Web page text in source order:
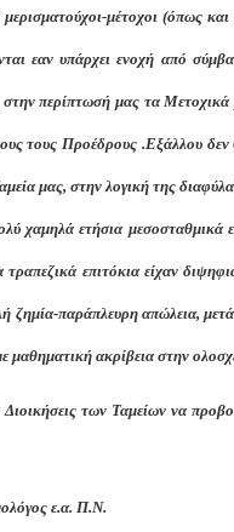
μερισματούχοι-μέτοχοι (όπως
εαν υπάρχει ενοχή από
στην περίπτωσή μας τα
τους Προέδρους .Εξάλλου δεν
μας, στην λογική της
χαμηλά ετήσια μεσοσταθμικά
επιτόκια είχαν
ζημία-παράπλευρη απώλεια,
ακρίβεια στην
Διοικήσεις των Ταμείων να
ε.α. Π.Ν.